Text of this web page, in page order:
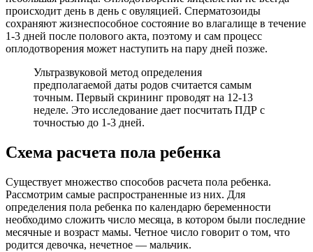
происходит день в день с овуляцией. Сперматозоиды
сохраняют жизнеспособное состояние во влагалище в течение
1-3 дней после полового акта, поэтому и сам процесс
оплодотворения может наступить на пару дней позже.
Ультразвуковой метод определения
предполагаемой даты родов считается самым
точным. Первый скрининг проводят на 12-13
неделе. Это исследование дает посчитать ПДР с
точностью до 1-3 дней.
Схема расчета пола ребенка
Существует множество способов расчета пола ребенка.
Рассмотрим самые распространенные из них. Для
определения пола ребенка по календарю беременности
необходимо сложить число месяца, в котором были последние
месячные и возраст мамы. Четное число говорит о том, что
родится девочка, нечетное — мальчик.